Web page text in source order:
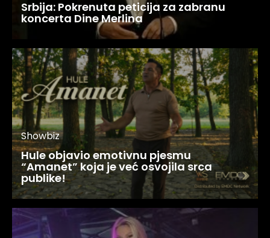
Srbija: Pokrenuta peticija za zabranu
koncerta Dine Merlina
Showbiz
Hule objavio emotivnu pjesmu
“Amanet” koja je već osvojila srca
publike!